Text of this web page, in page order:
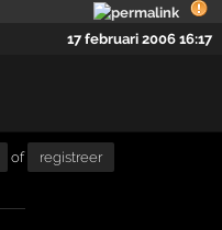
17 februari 2006 16:17
of registreer